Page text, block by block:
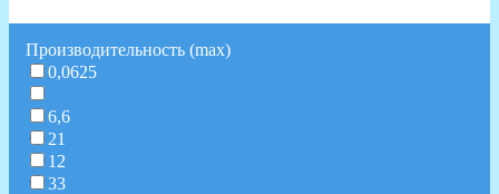
Производительность (max)
0,0625
6,6
21
12
33